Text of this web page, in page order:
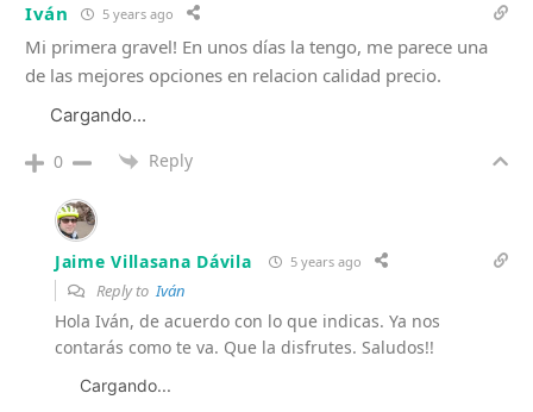
Iván 5 years ago
Mi primera gravel! En unos días la tengo, me parece una
de las mejores opciones en relacion calidad precio.
Cargando...
0 Reply
Jaime Villasana Dávila 5 years ago
Reply toIván
Hola Iván, de acuerdo con lo que indicas. Ya nos
contarás como te va. Que la disfrutes. Saludos!!
Cargando...